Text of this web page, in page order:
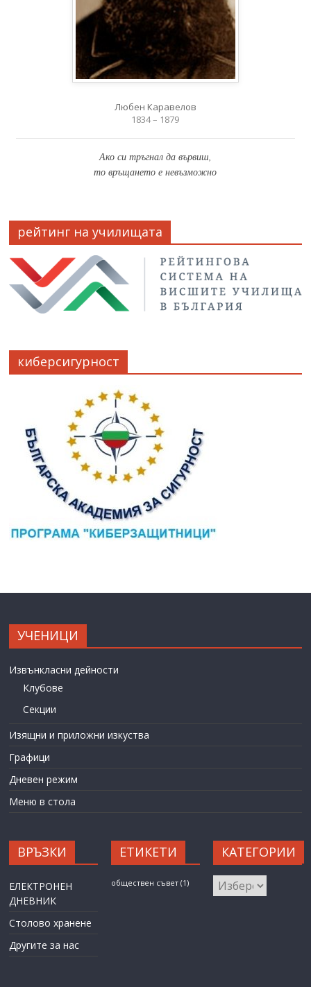
Любен Каравелов
1834 – 1879
Ако си тръгнал да вървиш,
то връщането е невъзможно
рейтинг на училищата
киберсигурност
УЧЕНИЦИ
Извънкласни дейности
Клубове
Секции
Изящни и приложни изкуства
Графици
Дневен режим
Меню в стола
ВРЪЗКИ
ЕЛЕКТРОНЕН
ДНЕВНИК
Столово хранене
Другите за нас
ЕТИКЕТИ
обществен съвет (1)
КАТЕГОРИИ
КАТЕГОРИИ